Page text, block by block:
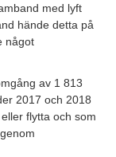
med lyft
hände detta på
något
av 1 813
2017 och 2018
flytta och som